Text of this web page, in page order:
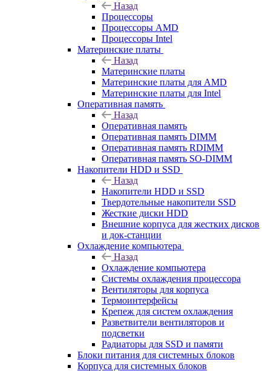
Назад
Процессоры
Процессоры AMD
Процессоры Intel
Материнские платы
Назад
Материнские платы
Материнские платы для AMD
Материнские платы для Intel
Оперативная память
Назад
Оперативная память
Оперативная память DIMM
Оперативная память RDIMM
Оперативная память SO-DIMM
Накопители HDD и SSD
Назад
Накопители HDD и SSD
Твердотельные накопители SSD
Жесткие диски HDD
Внешние корпуса для жестких дисков
и док-станции
Охлаждение компьютера
Назад
Охлаждение компьютера
Системы охлаждения процессора
Вентиляторы для корпуса
Термоинтерфейсы
Крепеж для систем охлаждения
Разветвители вентиляторов и
подсветки
Радиаторы для SSD и памяти
Блоки питания для системных блоков
Корпуса для системных блоков